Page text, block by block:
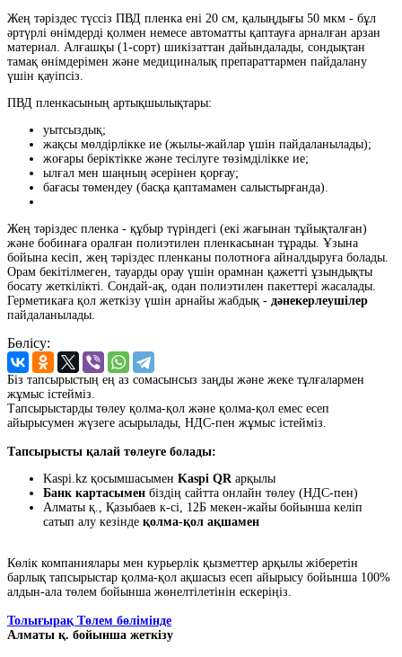
Жең тәріздес түссіз ПВД пленка ені 20 см, қалыңдығы 50 мкм - бұл
әртүрлі өнімдерді қолмен немесе автоматты қаптауға арналған арзан
материал. Алғашқы (1-сорт) шикізаттан дайындалады, сондықтан
тамақ өнімдерімен және медициналық препараттармен пайдалану
үшін қауіпсіз.
ПВД пленкасының артықшылықтары:
уытсыздық;
жақсы мөлдірлікке ие (жылы-жайлар үшін пайдаланылады);
жоғары беріктікке және тесілуге төзімділікке ие;
ылғал мен шаңның әсерінен қорғау;
бағасы төмендеу (басқа қаптамамен салыстырғанда).
Жең тәріздес пленка - құбыр түріндегі (екі жағынан тұйықталған)
және бобинаға оралған полиэтилен пленкасынан тұрады. Ұзына
бойына кесіп, жең тәріздес пленканы полотноға айналдыруға болады.
Орам бекітілмеген, тауарды орау үшін орамнан қажетті ұзындықты
босату жеткілікті. Сондай-ақ, одан полиэтилен пакеттері жасалады.
Герметикаға қол жеткізу үшін арнайы жабдық - дәнекерлеушілер
пайдаланылады.
Бөлісу:
Біз тапсырыстың ең аз сомасынсыз заңды және жеке тұлғалармен
жұмыс істейміз.
Тапсырыстарды төлеу қолма-қол және қолма-қол емес есеп
айырысумен жүзеге асырылады, НДС-пен жұмыс істейміз.
Тапсырысты қалай төлеуге болады:
Kaspi.kz қосымшасымен Kaspi QRарқылы
Банк картасымен біздің сайтта онлайн төлеу (НДС-пен)
Алматы қ., Қазыбаев к-сі, 12Б мекен-жайы бойынша келіп
сатып алу кезінде қолма-қол ақшамен
Көлік компаниялары мен курьерлік қызметтер арқылы жіберетін
барлық тапсырыстар қолма-қол ақшасыз есеп айырысу бойынша 100%
алдын-ала төлем бойынша жөнелтілетінін ескеріңіз.
Толығырақ Төлем бөлімінде
Алматы қ. бойынша жеткізу